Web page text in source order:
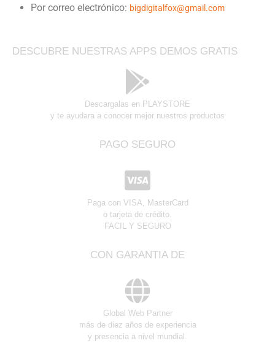
Por correo electrónico: bigdigitalfox@gmail.com
DESCUBRE NUESTRAS APPS DEMOS GRATIS
Descargalas en PLAYSTORE
y te ayudara a conocer mejor nuestros productos
PAGO SEGURO
Paga con VISA, MasterCard
o tarjeta de crédito.
FACIL Y SEGURO
CON GARANTIA DE
Global Web Partner
más de diez años de experiencia
y presencia a nivel mundial.